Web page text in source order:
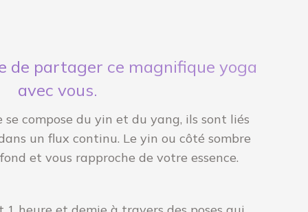
de partager ce magnifique yoga
avec vous.
compose du yin et du yang, ils sont liés
un flux continu. Le yin ou côté sombre
et vous rapproche de votre essence.